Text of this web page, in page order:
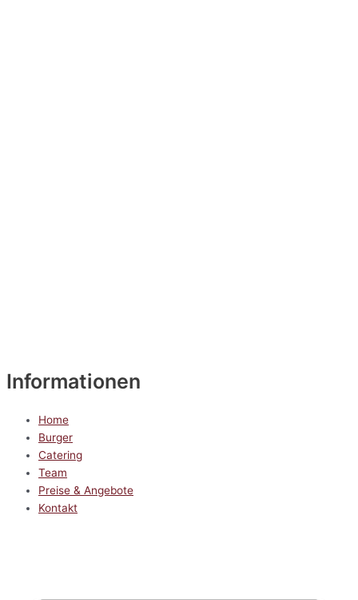
Informationen
Home
Burger
Catering
Team
Preise & Angebote
Kontakt